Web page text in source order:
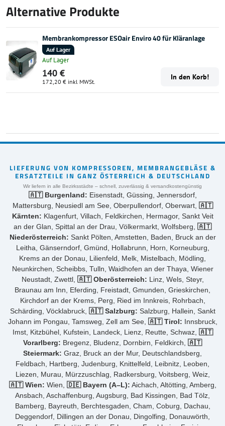
Alternative Produkte
Membrankompressor ESOair Enviro 40 für Kläranlage
Auf Lager
Auf Lager
140 €
172,20 € inkl MWSt.
In den Korb!
LIEFERUNG VON KOMPRESSOREN, MEMBRANGEBLÄSE &
ERSATZTEILE IN GANZ ÖSTERREICH & DEUTSCHLAND
Wir liefern in alle Bezirksstädte – schnell, zuverlässig & versandkostengünstig
🇦🇹 Burgenland: Eisenstadt, Güssing, Jennersdorf,
Mattersburg, Neusiedl am See, Oberpullendorf, Oberwart, 🇦🇹
Kärnten: Klagenfurt, Villach, Feldkirchen, Hermagor, Sankt Veit
an der Glan, Spittal an der Drau, Völkermarkt, Wolfsberg, 🇦🇹
Niederösterreich: Sankt Pölten, Amstetten, Baden, Bruck an der
Leitha, Gänserndorf, Gmünd, Hollabrunn, Horn, Korneuburg,
Krems an der Donau, Lilienfeld, Melk, Mistelbach, Mödling,
Neunkirchen, Scheibbs, Tulln, Waidhofen an der Thaya, Wiener
Neustadt, Zwettl, 🇦🇹 Oberösterreich: Linz, Wels, Steyr,
Braunau am Inn, Eferding, Freistadt, Gmunden, Grieskirchen,
Kirchdorf an der Krems, Perg, Ried im Innkreis, Rohrbach,
Schärding, Vöcklabruck, 🇦🇹 Salzburg: Salzburg, Hallein, Sankt
Johann im Pongau, Tamsweg, Zell am See, 🇦🇹 Tirol: Innsbruck,
Imst, Kitzbühel, Kufstein, Landeck, Lienz, Reutte, Schwaz, 🇦🇹
Vorarlberg: Bregenz, Bludenz, Dornbirn, Feldkirch, 🇦🇹
Steiermark: Graz, Bruck an der Mur, Deutschlandsberg,
Feldbach, Hartberg, Judenburg, Knittelfeld, Leibnitz, Leoben,
Liezen, Murau, Mürzzuschlag, Radkersburg, Voitsberg, Weiz,
🇦🇹 Wien: Wien, 🇩🇪 Bayern (A–L): Aichach, Altötting, Amberg,
Ansbach, Aschaffenburg, Augsburg, Bad Kissingen, Bad Tölz,
Bamberg, Bayreuth, Berchtesgaden, Cham, Coburg, Dachau,
Deggendorf, Dillingen an der Donau, Dingolfing, Donauwörth,